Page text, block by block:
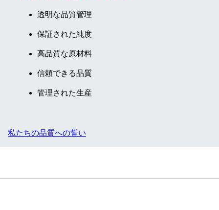
透明な品質管理
保証された純度
高品質な原材料
信頼できる品質
管理された生産
私たちの品質への誓い